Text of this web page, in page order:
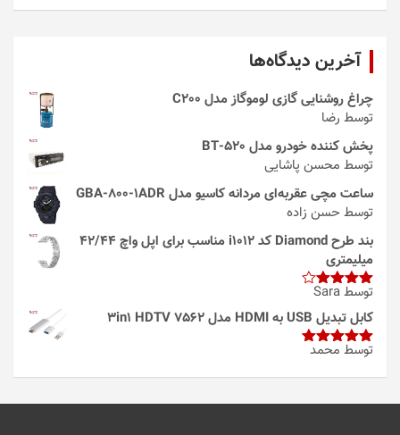
آخرین دیدگاه‌ها
چراغ روشنایی گازی لوموگاز مدل C200
توسط رضا
پخش کننده خودرو مدل 520-BT
توسط محسن پاشایی
ساعت مچی عقربه‌ای مردانه کاسیو مدل GBA-800-1ADR
توسط حسن زاده
بند طرح Diamond کد i1012 مناسب برای اپل واچ 42/44
میلیمتری
امتیاز4
از 5
توسط Sara
کابل تبدیل USB به HDMI مدل 3in1 HDTV 7562
امتیاز5از
توسط محمد